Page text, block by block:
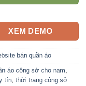
XEM DEMO
bán quần áo
áo công sở cho nam
tín thời trang công sở